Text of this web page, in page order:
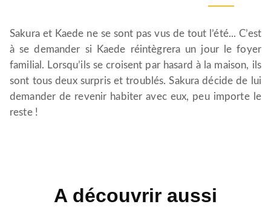
Sakura et Kaede ne se sont pas vus de tout l’été... C’est
à se demander si Kaede réintègrera un jour le foyer
familial. Lorsqu’ils se croisent par hasard à la maison, ils
sont tous deux surpris et troublés. Sakura décide de lui
demander de revenir habiter avec eux, peu importe le
reste !
A découvrir aussi